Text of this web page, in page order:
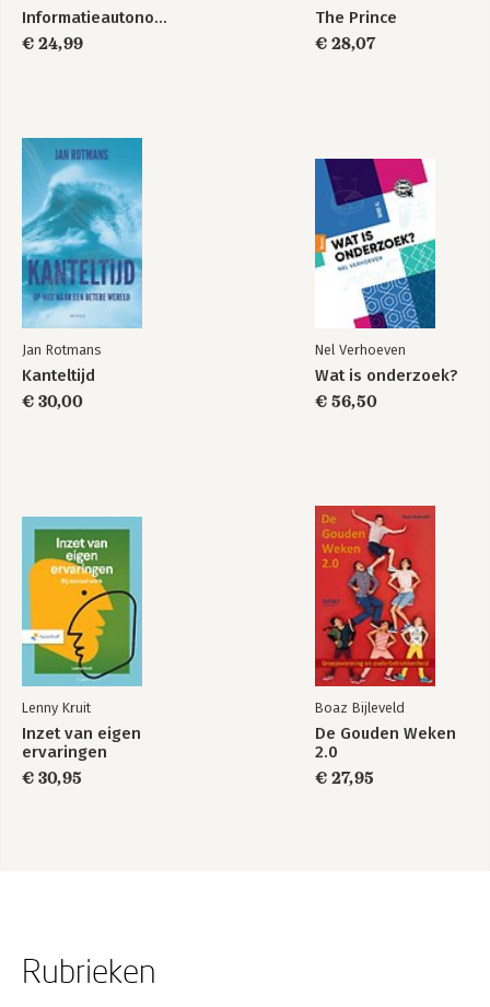
Informatieautonomie
€ 24,99
The Prince
€ 28,07
Jan Rotmans
Kanteltijd
€ 30,00
Nel Verhoeven
Wat is onderzoek?
€ 56,50
Lenny Kruit
Inzet van eigen
ervaringen
€ 30,95
Boaz Bijleveld
De Gouden Weken
2.0
€ 27,95
Rubrieken